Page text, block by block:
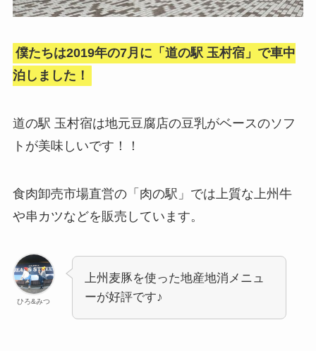
僕たちは2019年の7月に「道の駅 玉村宿」で車中
泊しました！
道の駅 玉村宿は地元豆腐店の豆乳がベースのソフ
トが美味しいです！！
食肉卸売市場直営の「肉の駅」では上質な上州牛
や串カツなどを販売しています。
ひろ&みつ
上州麦豚を使った地産地消メニュ
ーが好評です♪